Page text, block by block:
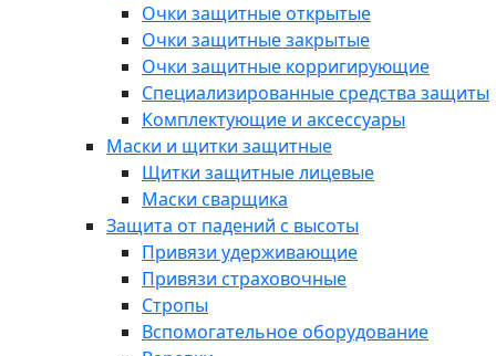
Очки защитные открытые
Очки защитные закрытые
Очки защитные корригирующие
Специализированные средства защиты
Комплектующие и аксессуары
Маски и щитки защитные
Щитки защитные лицевые
Маски сварщика
Защита от падений с высоты
Привязи удерживающие
Привязи страховочные
Стропы
Вспомогательное оборудование